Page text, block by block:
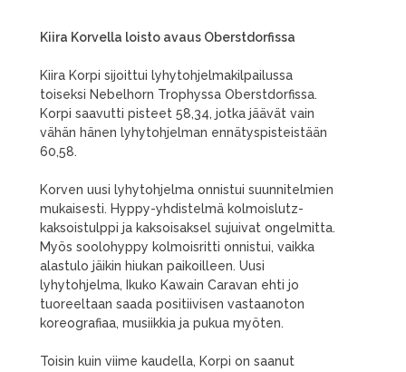
Kiira Korvella loisto avaus Oberstdorfissa
Kiira Korpi sijoittui lyhytohjelmakilpailussa
toiseksi Nebelhorn Trophyssa Oberstdorfissa.
Korpi saavutti pisteet 58,34, jotka jäävät vain
vähän hänen lyhytohjelman ennätyspisteistään
60,58.
Korven uusi lyhytohjelma onnistui suunnitelmien
mukaisesti. Hyppy-yhdistelmä kolmoislutz-
kaksoistulppi ja kaksoisaksel sujuivat ongelmitta.
Myös soolohyppy kolmoisritti onnistui, vaikka
alastulo jäikin hiukan paikoilleen. Uusi
lyhytohjelma, Ikuko Kawain Caravan ehti jo
tuoreeltaan saada positiivisen vastaanoton
koreografiaa, musiikkia ja pukua myöten.
Toisin kuin viime kaudella, Korpi on saanut